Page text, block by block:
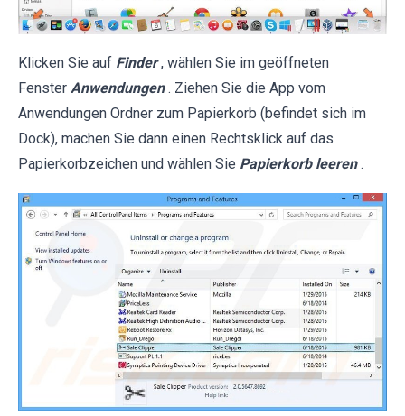
Klicken Sie auf Finder , wählen Sie im geöffneten
Fenster Anwendungen . Ziehen Sie die App vom
Anwendungen Ordner zum Papierkorb (befindet sich im
Dock), machen Sie dann einen Rechtsklick auf das
Papierkorbzeichen und wählen Sie Papierkorb leeren .